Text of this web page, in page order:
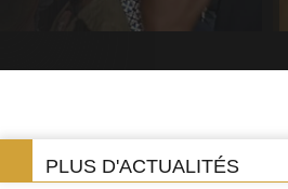
PLUS D'ACTUALITÉS